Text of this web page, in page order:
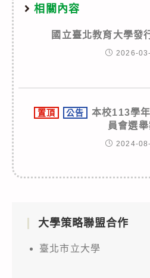
相關內容
國立臺北教育大學發
2026-
置頂 公告
本校113學
員會選
2024-
大學策略聯盟合作
臺北市立大學